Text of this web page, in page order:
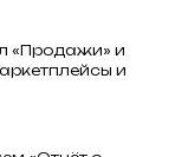
«Продажи» и
и